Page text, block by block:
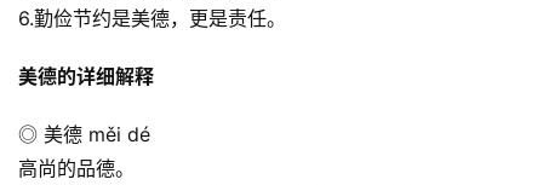
6.勤俭节约是美德，更是责任。
美德的详细解释
◎ 美德 měi dé
高尚的品德。